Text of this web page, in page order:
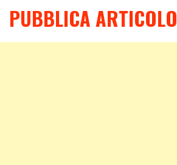
PUBBLICA ARTICOLO